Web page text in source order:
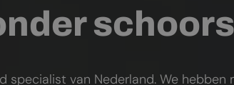
van Nederland. We